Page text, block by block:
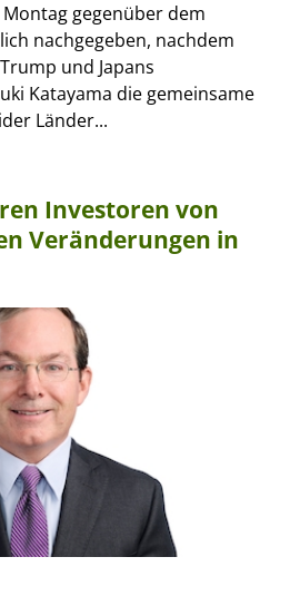
gegenüber dem
nachgegeben, nachdem
und Japans
Katayama die gemeinsame
Länder...
Investoren von
Veränderungen in